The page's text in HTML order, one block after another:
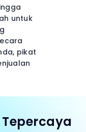
untuk
pikat